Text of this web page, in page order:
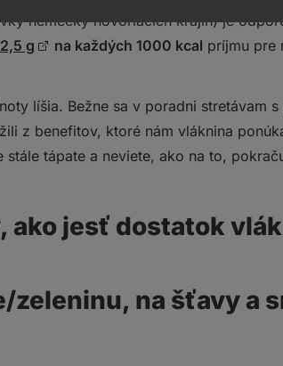
nemecky hovoriacich krajín) je
g na každých 1000 kcal príjmu pre
líšia. Bežne sa v poradni stretávam
z benefitov, ktoré nám vláknina
stále tápate a neviete, ako na to,
ako jesť dostatok
zeleninu, na šťavy a